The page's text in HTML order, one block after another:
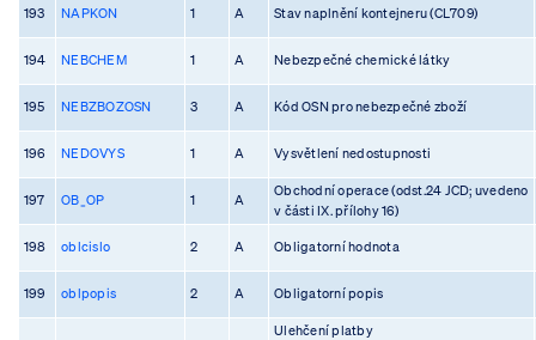
193 NAPKON 1 A Stav naplnění kontejneru (CL709)
194 NEBCHEM 1 A Nebezpečné chemické látky
195 NEBZBOZOSN 3 A Kód OSN pro nebezpečné zboží
196 NEDOVYS 1 A Vysvětlení nedostupnosti
197 OB_OP 1 A
Obchodní operace (odst.24 JCD; uvedeno
v části IX. přílohy 16)
198 oblcislo 2 A Obligatorní hodnota
199 oblpopis 2 A Obligatorní popis
Ulehčení platby